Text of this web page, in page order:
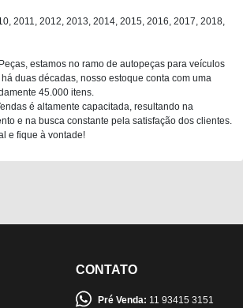
2011, 2012, 2013, 2014, 2015, 2016, 2017, 2018,
estamos no ramo de autopeças para veículos
duas décadas, nosso estoque conta com uma
45.000 itens.
é altamente capacitada, resultando na
e na busca constante pela satisfação dos clientes.
e fique à vontade!
CONTATO
Pré Venda: 11 93415 3151